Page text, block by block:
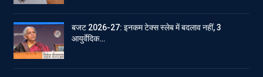
बजट 2026-27: इनकम टेक्स स्लेब में बदलाव नहीं, 3
आयुर्वेदिक…